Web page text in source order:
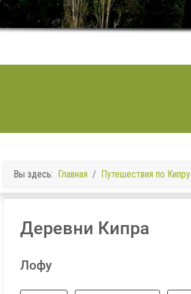
Вы здесь: Главная Путешествия по Кипру
Деревни Кипра
Лофу